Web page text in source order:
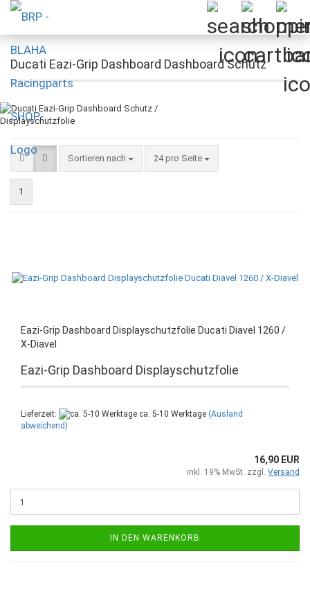
Ducati Eazi-Grip Dashboard Dashboard Schutz
Sortieren nach
Sortieren nach 24 pro Seite
pro Seite
1
Eazi-Grip Dashboard Displayschutzfolie Ducati Diavel 1260 /
X-Diavel
Eazi-Grip Dashboard Displayschutzfolie
Lieferzeit: ca. 5-10 Werktage (Ausland
abweichend)
16,90 EUR
inkl. 19% MwSt. zzgl. Versand
IN DEN WARENKORB